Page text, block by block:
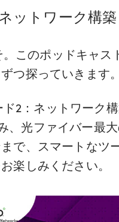
ットワーク構
このポッドキャ
つ探っていきます。
2：ネットワーク構
、光ファイバー最
で、スマートなツ
楽しみください。